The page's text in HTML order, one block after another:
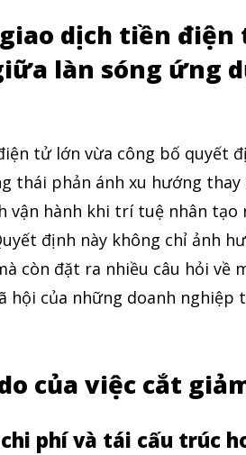
dịch tiền
làn sóng ứng
tử lớn vừa công bố quyết
thái phản ánh xu hướng thay
vận hành khi trí tuệ nhân tạo
định này không chỉ ảnh
còn đặt ra nhiều câu hỏi về
hội của những doanh nghiệp
của việc cắt
phí và tái cấu trúc